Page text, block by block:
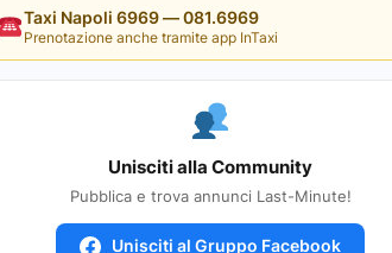
Taxi Napoli 6969 — 081.6969
Prenotazione anche tramite app InTaxi
Unisciti alla Community
Pubblica e trova annunci Last-Minute!
Unisciti al Gruppo Facebook